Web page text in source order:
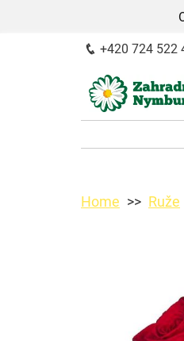
+420 724 522
Home Ruže